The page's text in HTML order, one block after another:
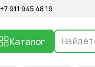
Каталог
+7 911 945 48 19